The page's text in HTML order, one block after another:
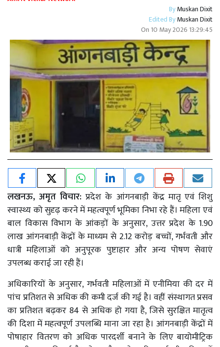
ByMuskan Dixit
Edited ByMuskan Dixit
On 10 May 2026 13:29:45
लखनऊ, अमृत विचार:प्रदेश के आंगनबाड़ी केंद्र मातृ एवं शिशु
स्वास्थ्य को सुदृढ़ करने में महत्वपूर्ण भूमिका निभा रहे हैं। महिला एवं
बाल विकास विभाग के आंकड़ों के अनुसार, उत्तर प्रदेश के 1.90
लाख आंगनबाड़ी केंद्रों के माध्यम से 2.12 करोड़ बच्चों, गर्भवती और
धात्री महिलाओं को अनुपूरक पुष्टाहार और अन्य पोषण सेवाएं
उपलब्ध कराई जा रही हैं।
अधिकारियों के अनुसार, गर्भवती महिलाओं में एनीमिया की दर में
पांच प्रतिशत से अधिक की कमी दर्ज की गई है। वहीं संस्थागत प्रसव
का प्रतिशत बढ़कर 84 से अधिक हो गया है, जिसे सुरक्षित मातृत्व
की दिशा में महत्वपूर्ण उपलब्धि माना जा रहा है। आंगनबाड़ी केंद्रों में
पोषाहार वितरण को अधिक पारदर्शी बनाने के लिए बायोमीट्रिक